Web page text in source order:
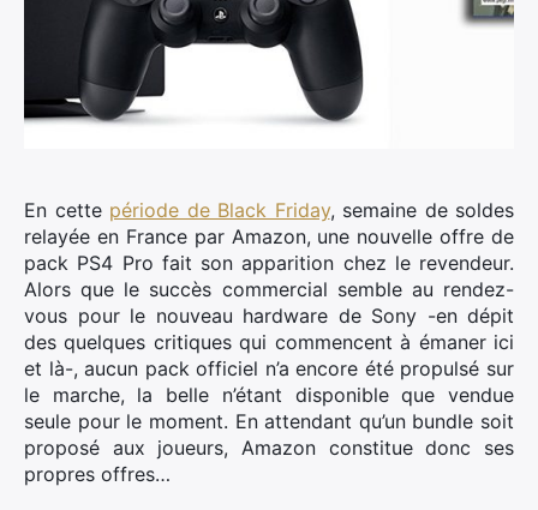
En cette période de Black Friday, semaine de soldes
relayée en France par Amazon, une nouvelle offre de
pack PS4 Pro fait son apparition chez le revendeur.
Alors que le succès commercial semble au rendez-
vous pour le nouveau hardware de Sony -en dépit
des quelques critiques qui commencent à émaner ici
et là-, aucun pack officiel n’a encore été propulsé sur
le marche, la belle n’étant disponible que vendue
seule pour le moment. En attendant qu’un bundle soit
proposé aux joueurs, Amazon constitue donc ses
propres offres…